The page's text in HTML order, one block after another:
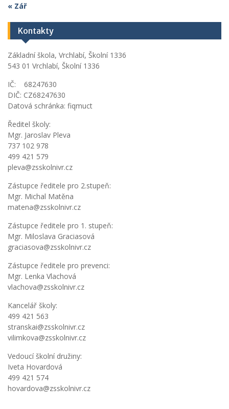
« Zář
Kontakty
Základní škola, Vrchlabí, Školní 1336
543 01 Vrchlabí, Školní 1336
IČ: 68247630
DIČ: CZ68247630
Datová schránka: fiqmuct
Ředitel školy:
Mgr. Jaroslav Pleva
737 102 978
499 421 579
pleva@zsskolnivr.cz
Zástupce ředitele pro 2.stupeň:
Mgr. Michal Matěna
matena@zsskolnivr.cz
Zástupce ředitele pro 1. stupeň:
Mgr. Miloslava Graciasová
graciasova@zsskolnivr.cz
Zástupce ředitele pro prevenci:
Mgr. Lenka Vlachová
vlachova@zsskolnivr.cz
Kancelář školy:
499 421 563
stranskai@zsskolnivr.cz
vilimkova@zsskolnivr.cz
Vedoucí školní družiny:
Iveta Hovardová
499 421 574
hovardova@zsskolnivr.cz